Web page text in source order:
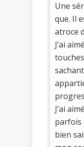
Une
que. Il
atroce
J’ai
J’ai
parfois
bien